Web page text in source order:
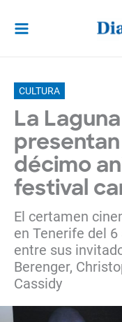
contenido
CULTURA
La
décimo
festival
El certamen
en Tenerife del
entre sus
Berenger,
Cassidy